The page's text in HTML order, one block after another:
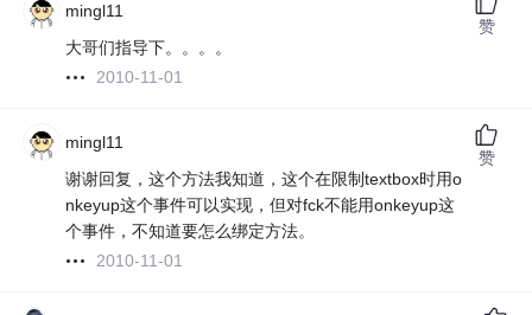
mingl11
大哥们指导下。。。。
2010-11-01
赞
mingl11
谢谢回复，这个方法我知道，这个在限制textbox时用o
nkeyup这个事件可以实现，但对fck不能用onkeyup这
个事件，不知道要怎么绑定方法。
2010-11-01
赞